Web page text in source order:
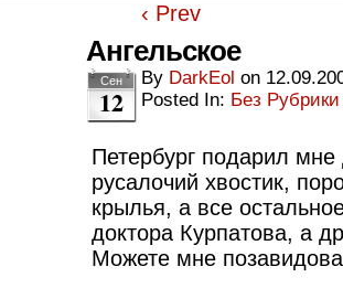
‹ Prev
Ангельское
Сен
12
By DarkEol on
Posted In: Без Рубрики
Петербург подарил мне
русалочий хвостик,
крылья, а все
доктора Курпатова, а
Можете мне